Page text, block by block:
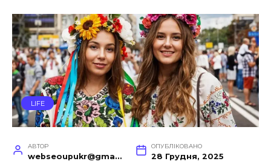
LIFE
АВТОР
webseoupukr@gmail.com
ОПУБЛІКОВАНО
28 Грудня, 2025